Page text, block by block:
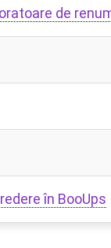
de
în BooUps